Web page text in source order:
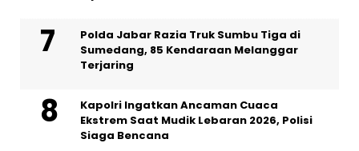
Polda Jabar Razia Truk Sumbu Tiga di
Sumedang, 85 Kendaraan Melanggar
Terjaring
Kapolri Ingatkan Ancaman Cuaca
Ekstrem Saat Mudik Lebaran 2026, Polisi
Siaga Bencana